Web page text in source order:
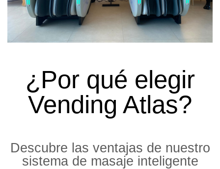
¿Por qué elegir
Vending Atlas?
Descubre las ventajas de nuestro
sistema de masaje inteligente